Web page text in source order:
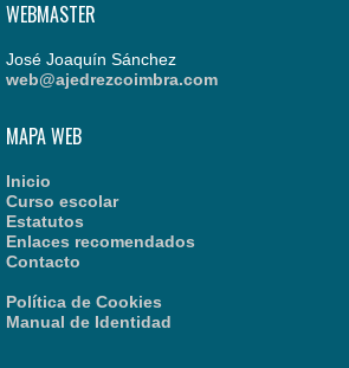
WEBMASTER
José Joaquín Sánchez
web@ajedrezcoimbra.com
MAPA WEB
Inicio
Curso escolar
Estatutos
Enlaces recomendados
Contacto
Política de Cookies
Manual de Identidad